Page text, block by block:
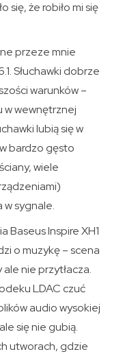
się, że robiło mi się
przeze mnie
Słuchawki dobrze
warunków –
wewnętrznej
lubią się w
bardzo gęsto
wiele
w sygnale.
Baseus Inspire XH1
o muzykę – scena
nie przytłacza.
LDAC czuć
audio wysokiej
się nie gubią.
utworach, gdzie